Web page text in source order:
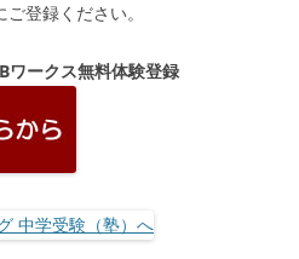
登録ください。
ークス無料体験登録